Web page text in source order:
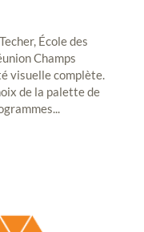
École des
Champs
visuelle complète.
de la palette de